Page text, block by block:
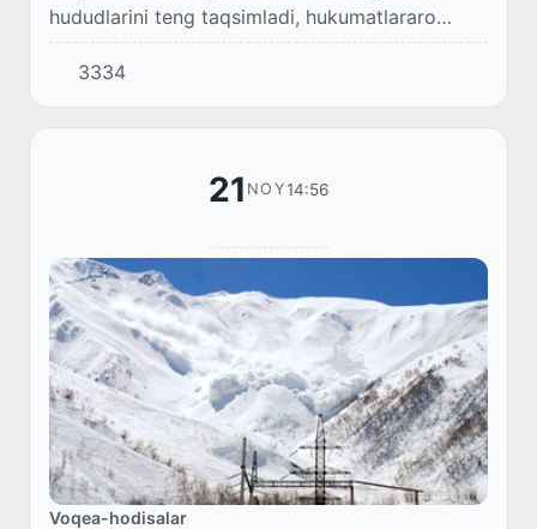
hududlarini teng taqsimladi, hukumatlararo
komissiya ishi yakunlangach, ikki davlat
o'rtasida chegara postlari ochilishi kutilmoqda.
3334
21 NOY14:56
Voqea-hodisalar